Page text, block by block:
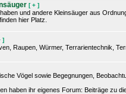
[ + ]
und andere Kleinsäuger aus
hier Platz.
]
Raupen, Würmer, Terrarientechnik,
Vögel sowie Begegnungen,
haben ihr eigenes Forum: Beiträge zu